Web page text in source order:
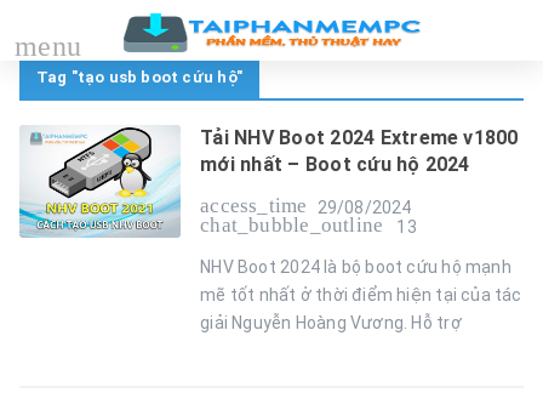
Tag "tạo usb boot cứu hộ"
Tải NHV Boot 2024 Extreme v1800
mới nhất – Boot cứu hộ 2024
access_time
29/08/2024
chat_bubble_outline 13
NHV Boot 2024 là bộ boot cứu hộ mạnh
mẽ tốt nhất ở thời điểm hiện tại của tác
giải Nguyễn Hoàng Vương. Hỗ trợ
menu